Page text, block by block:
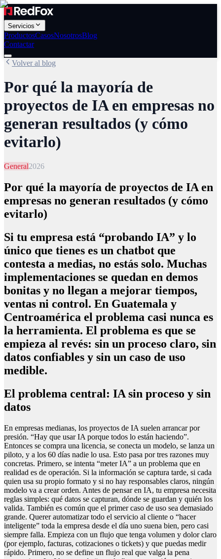
Servicios
ProductosCasosNosotrosBlog
Contactar
Volver al blog
Por qué la mayoría de
proyectos de IA en empresas no
generan resultados (y cómo
evitarlo)
General2026
Por qué la mayoría de proyectos de IA en
empresas no generan resultados (y cómo
evitarlo)
Si tu empresa está “probando IA” y lo
único que tienes es un chatbot que
contesta a medias, no estás solo. Muchas
implementaciones se quedan en demos
bonitas y no llegan a mejorar tiempos,
ventas ni control. En Guatemala y
Centroamérica el problema casi nunca es
la herramienta. El problema es que se
empieza al revés: sin un proceso claro, sin
datos confiables y sin un caso de uso
medible.
El problema central: IA sin proceso y sin
datos
En empresas medianas, los proyectos de IA suelen arrancar por
presión. “Hay que usar IA porque todos lo están haciendo”.
Entonces se compra una licencia, se conecta un modelo, se lanza un
piloto, y a los 60 días nadie lo usa. Esto pasa por tres razones muy
concretas. Primero, se intenta “meter IA” a un problema que en
realidad es de operación. Si la información se captura tarde, si cada
quien usa su propio formato y si no hay responsables claros, ningún
modelo va a crear orden. Antes de pensar en IA, tu empresa necesita
reglas simples: qué datos se capturan, dónde se guardan y quién los
valida. También es común que el primer caso de uso sea demasiado
grande. Querer automatizar todo el servicio al cliente o “hacer
inteligente” toda la empresa desde el día uno suena bien, pero casi
siempre falla. Empieza con un flujo que tenga volumen y dolor claro
(por ejemplo, facturas, cotizaciones o tickets) y que puedas medir
rápido. Primero, no se define un flujo real que valga la pena